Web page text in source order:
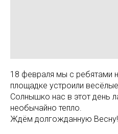
18 февраля мы с ребятами
площадке устроили весёлые
Солнышко нас в этот день
необычайно тепло.
Ждём долгожданную Весну!